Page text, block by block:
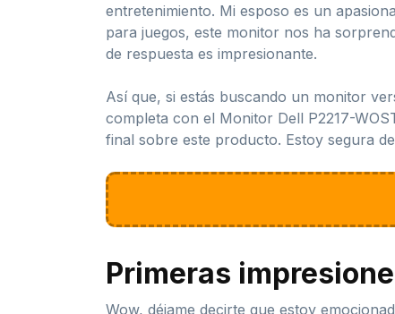
entretenimiento. Mi esposo es un
para juegos, este monitor nos ha
de respuesta es impresionante.
Así que, si estás buscando un monitor
completa con el Monitor Dell P2217-
final sobre este producto. Estoy segura
Primeras
Wow, déjame decirte que estoy